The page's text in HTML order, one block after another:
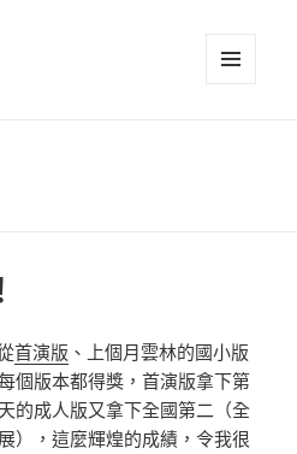
首演版 、上個月雲林的國小版
個版本都得獎，首演版拿下第
的成人版又拿下全國第二（全
），這麼輝煌的成績，令我很